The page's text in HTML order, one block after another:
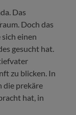
Das
Doch das
einen
gesucht hat.
zu blicken. In
die prekäre
hat, in